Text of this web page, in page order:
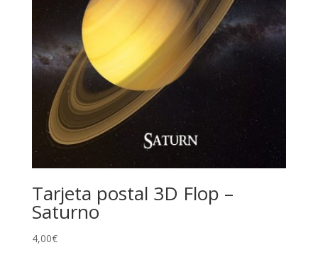
Tarjeta postal 3D Flop –
Saturno
4,00€